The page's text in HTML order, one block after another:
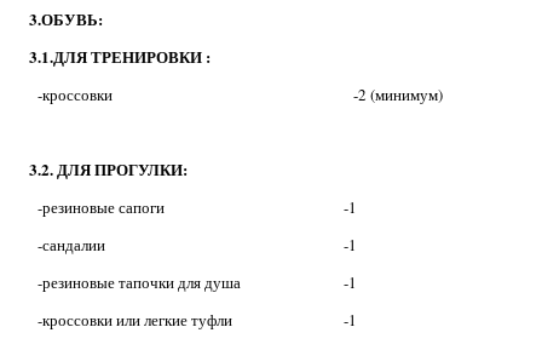
3.ОБУВЬ:
3.1.ДЛЯ ТРЕНИРОВКИ :
-кроссовки -2 (минимум)
3.2. ДЛЯ ПРОГУЛКИ:
-резиновые сапоги
-сандалии
-резиновые тапочки для душа
-кроссовки или легкие туфли
-1
-1
-1
-1